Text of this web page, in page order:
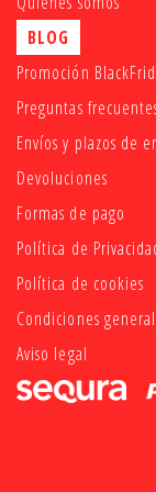
BLOG
Promoción
Preguntas
Envíos y plazos de
Devoluciones
Formas de pago
Política de
Política de cookies
Condiciones
Aviso legal